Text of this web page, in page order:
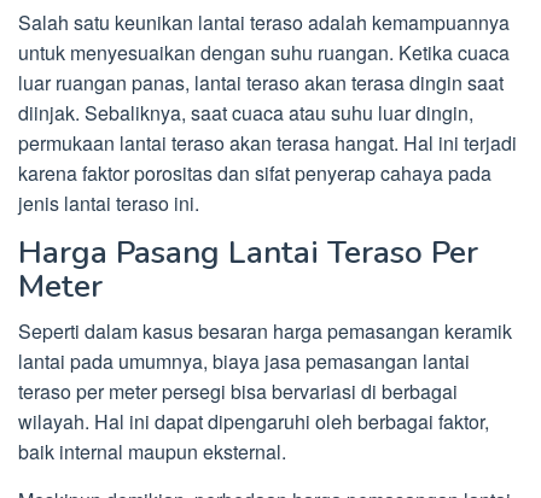
Salah satu keunikan lantai teraso adalah kemampuannya
untuk menyesuaikan dengan suhu ruangan. Ketika cuaca
luar ruangan panas, lantai teraso akan terasa dingin saat
diinjak. Sebaliknya, saat cuaca atau suhu luar dingin,
permukaan lantai teraso akan terasa hangat. Hal ini terjadi
karena faktor porositas dan sifat penyerap cahaya pada
jenis lantai teraso ini.
Harga Pasang Lantai Teraso Per
Meter
Seperti dalam kasus besaran harga pemasangan keramik
lantai pada umumnya, biaya jasa pemasangan lantai
teraso per meter persegi bisa bervariasi di berbagai
wilayah. Hal ini dapat dipengaruhi oleh berbagai faktor,
baik internal maupun eksternal.